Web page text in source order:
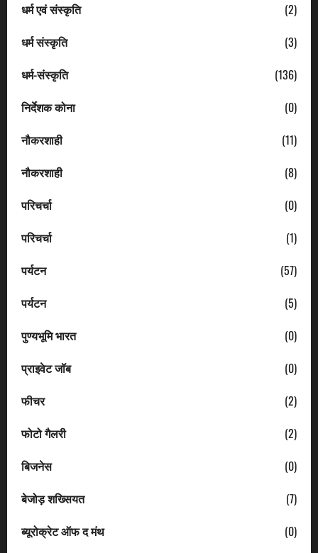
धर्म एवं संस्कृति
(2)
धर्म संस्कृति
(3)
धर्म-संस्कृति
(136)
निर्देशक कोना
(0)
नौकरशाही
(11)
नौकरशाही
(8)
परिचर्चा
(0)
परिचर्चा
(1)
पर्यटन
(57)
पर्यटन
(5)
पुण्यभूमि भारत
(0)
प्राइवेट जॉब
(0)
फीचर
(2)
फोटो गैलरी
(2)
बिजनेस
(0)
बेजोड़ शख्सियत
(7)
ब्यूरोक्रेट ऑफ द मंथ
(0)